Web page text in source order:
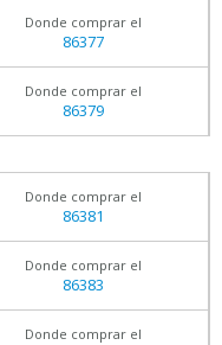
Donde comprar el
86377
Donde comprar el
86379
Donde comprar el
86381
Donde comprar el
86383
Donde comprar el